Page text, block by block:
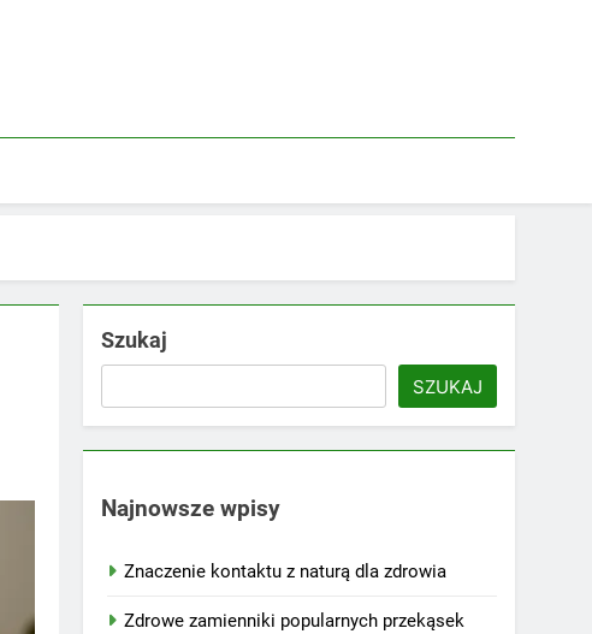
Szukaj
SZUKAJ
Najnowsze wpisy
Znaczenie kontaktu z naturą dla zdrowia
Zdrowe zamienniki popularnych przekąsek